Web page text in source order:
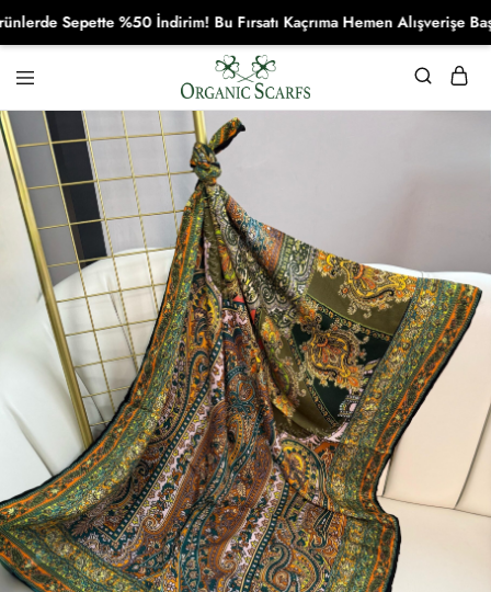
Organikscarf
Sepette %50 İndirim! Bu Fırsatı Kaçrıma Hemen Alışverişe Başla!